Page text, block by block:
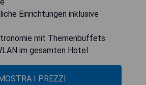
Einrichtungen inklusive
mit Themenbuffets
im gesamten Hotel
I PREZZI